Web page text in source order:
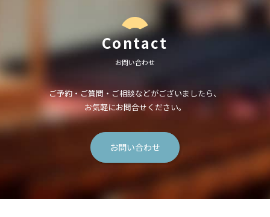
Contact
お問い合わせ
ご予約・ご質問・ご相談などがございましたら、
お気軽にお問合せください。
お問い合わせ